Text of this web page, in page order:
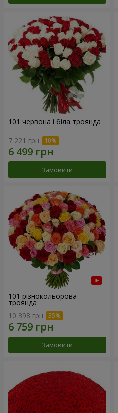
101 червона і біла троянда
7 221 грн
Замовити
101 різнокольорова
троянда
10 398 грн
Замовити